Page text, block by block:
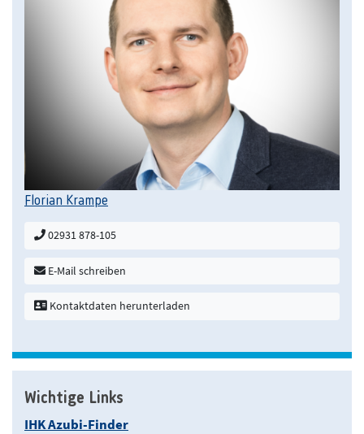
Florian Krampe
02931 878-105
E-Mail schreiben
Kontaktdaten herunterladen
Wichtige Links
IHK Azubi-Finder